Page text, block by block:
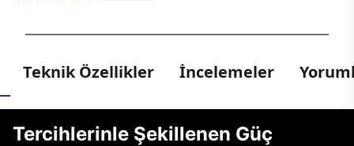
Teknik Özellikler İncelemeler
Tercihlerinle Şekillenen Güç